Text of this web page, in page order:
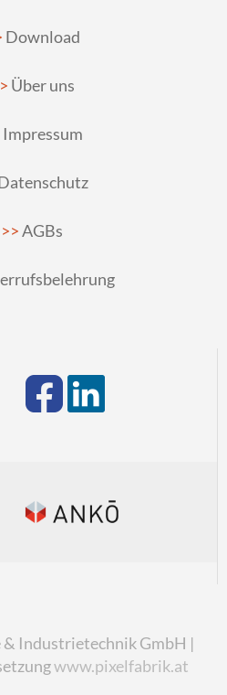
Download
Über uns
Impressum
AGBs
Industrietechnik GmbH |
www.pixelfabrik.at